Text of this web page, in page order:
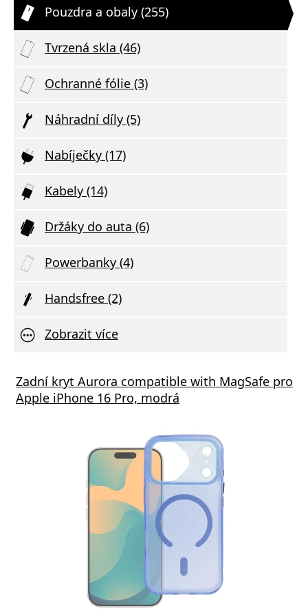
Pouzdra a obaly (255)
Tvrzená skla (46)
Ochranné fólie (3)
Náhradní díly (5)
Nabíječky (17)
Kabely (14)
Držáky do auta (6)
Powerbanky (4)
Handsfree (2)
Zobrazit více
Zadní kryt Aurora compatible with MagSafe pro
Apple iPhone 16 Pro, modrá
nabíječka FIXED s 2xUSB výstupem, 17W
Rapid Charge, bílá